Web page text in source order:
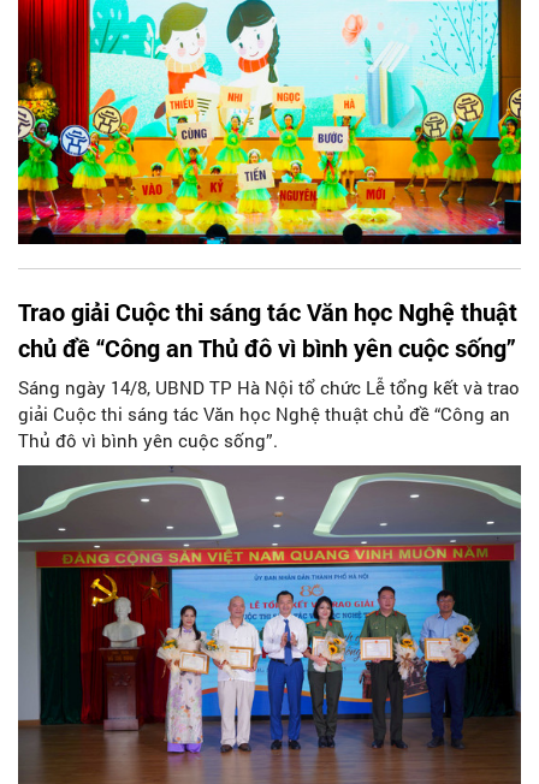
Trao giải Cuộc thi sáng tác Văn học Nghệ thuật
chủ đề “Công an Thủ đô vì bình yên cuộc sống”
Sáng ngày 14/8, UBND TP Hà Nội tổ chức Lễ tổng kết và trao
giải Cuộc thi sáng tác Văn học Nghệ thuật chủ đề “Công an
Thủ đô vì bình yên cuộc sống”.